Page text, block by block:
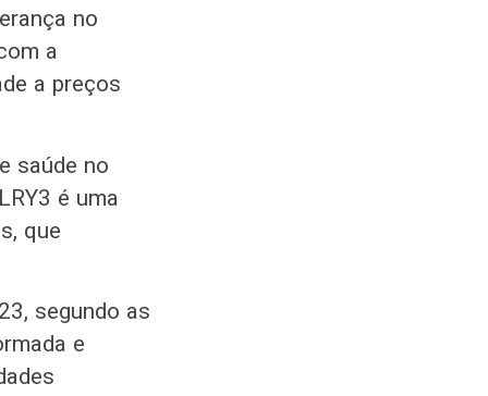
no
a
a preços
saúde no
é uma
que
segundo as
e